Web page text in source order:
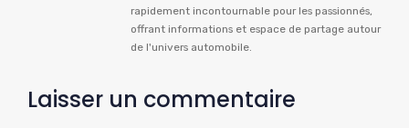
rapidement incontournable pour les passionnés,
offrant informations et espace de partage autour
de l'univers automobile.
Laisser un commentaire